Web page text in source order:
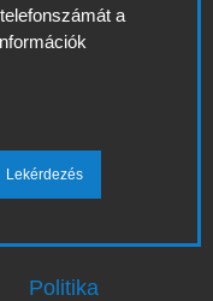
a
Politika